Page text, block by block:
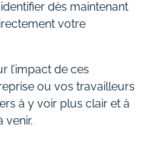
dès maintenant
votre
l’impact de ces
ou vos travailleurs
à y voir plus clair et à
venir.